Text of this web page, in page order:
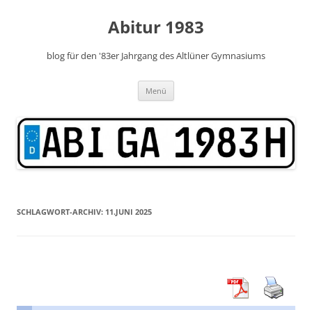
Abitur 1983
blog für den '83er Jahrgang des Altlüner Gymnasiums
Menü
SCHLAGWORT-ARCHIV: 11.JUNI 2025